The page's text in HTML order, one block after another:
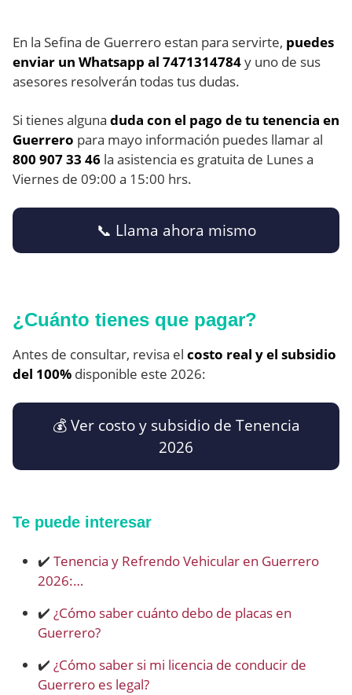
En la Sefina de Guerrero estan para servirte, puedes
enviar un Whatsapp al 7471314784y uno de sus
asesores resolverán todas tus dudas.
Si tienes alguna duda con el pago de tu tenencia en
Guerrero para mayo información puedes llamar al
800 907 33 46 la asistencia es gratuita de Lunes a
Viernes de 09:00 a 15:00 hrs.
📞​ Llama ahora mismo
¿Cuánto tienes que pagar?
Antes de consultar, revisa el costo real y el subsidio
del 100% disponible este 2026:
💰 Ver costo y subsidio de Tenencia
2026
Te puede interesar
✔️ Tenencia y Refrendo Vehicular en Guerrero
2026:…
✔️ ¿Cómo saber cuánto debo de placas en
Guerrero?
✔️ ¿Cómo saber si mi licencia de conducir de
Guerrero es legal?